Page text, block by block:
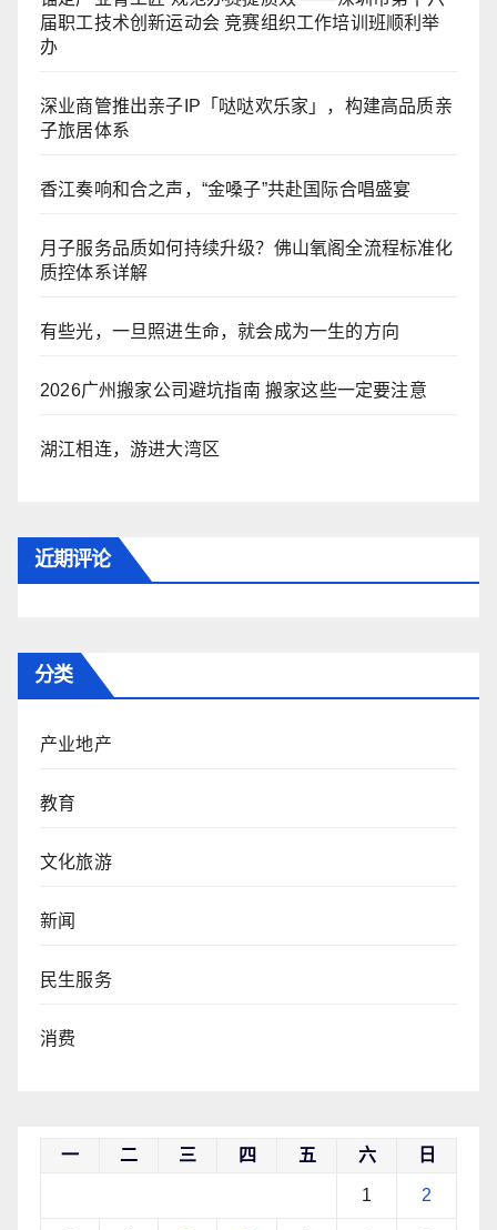
届职工技术创新运动会 竞赛组织工作培训班顺利举
办
深业商管推出亲子IP「哒哒欢乐家」，构建高品质亲
子旅居体系
香江奏响和合之声，“金嗓子”共赴国际合唱盛宴
月子服务品质如何持续升级？佛山氧阁全流程标准化
质控体系详解
有些光，一旦照进生命，就会成为一生的方向
2026广州搬家公司避坑指南 搬家这些一定要注意
湖江相连，游进大湾区
近期评论
分类
产业地产
教育
文化旅游
新闻
民生服务
消费
一 二 三 四 五 六 日
1 2